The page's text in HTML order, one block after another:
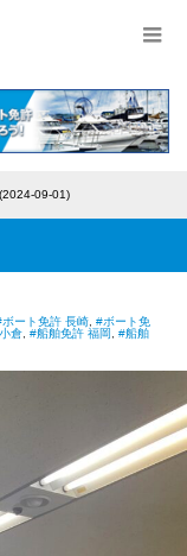
09-01)
ボート免許 長崎 #ボート免
倉 #船舶免許 福岡
#船舶